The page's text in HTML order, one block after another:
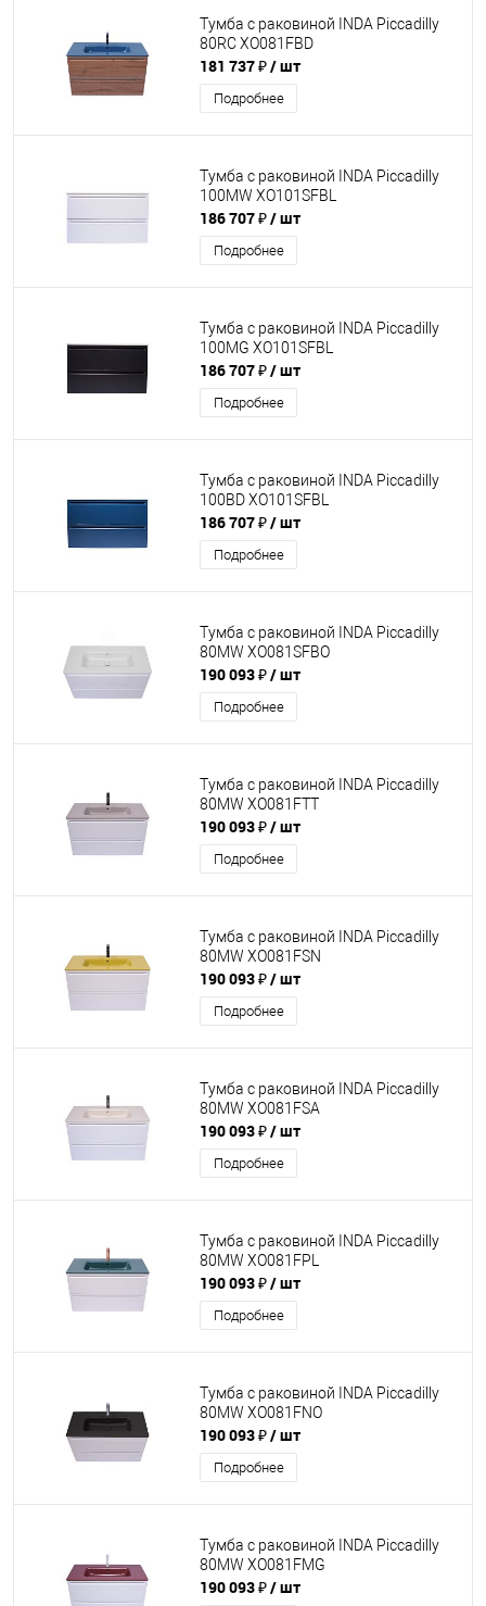
Тумба с раковиной INDA Piccadilly
80RC XO081FBD
181 737 ₽/ шт
Подробнее
Тумба с раковиной INDA Piccadilly
100MW XO101SFBL
186 707 ₽/ шт
Подробнее
Тумба с раковиной INDA Piccadilly
100MG XO101SFBL
186 707 ₽/ шт
Подробнее
Тумба с раковиной INDA Piccadilly
100BD XO101SFBL
186 707 ₽/ шт
Подробнее
Тумба с раковиной INDA Piccadilly
80MW XO081SFBO
190 093 ₽/ шт
Подробнее
Тумба с раковиной INDA Piccadilly
80MW XO081FTT
190 093 ₽/ шт
Подробнее
Тумба с раковиной INDA Piccadilly
80MW XO081FSN
190 093 ₽/ шт
Подробнее
Тумба с раковиной INDA Piccadilly
80MW XO081FSA
190 093 ₽/ шт
Подробнее
Тумба с раковиной INDA Piccadilly
80MW XO081FPL
190 093 ₽/ шт
Подробнее
Тумба с раковиной INDA Piccadilly
80MW XO081FNO
190 093 ₽/ шт
Подробнее
Тумба с раковиной INDA Piccadilly
80MW XO081FMG
190 093 ₽/ шт